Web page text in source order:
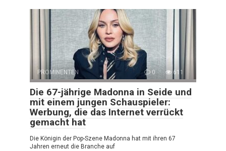
PROMINENTEN 0 611
Die 67-jährige Madonna in Seide und
mit einem jungen Schauspieler:
Werbung, die das Internet verrückt
gemacht hat
Die Königin der Pop-Szene Madonna hat mit ihren 67
Jahren erneut die Branche auf